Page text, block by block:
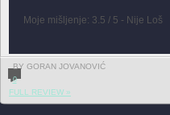
Moje mišljenje: 3.5 / 5 - Nije Loš
BY GORAN JOVANOVIĆ
0
FULL REVIEW »